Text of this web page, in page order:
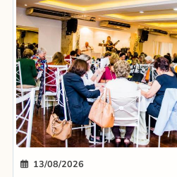
13/08/2026